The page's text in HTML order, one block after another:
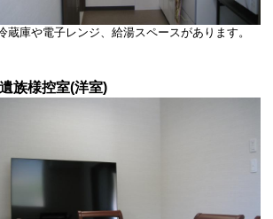
蔵庫や電子レンジ、給湯スペースがあります。
族様控室(洋室)